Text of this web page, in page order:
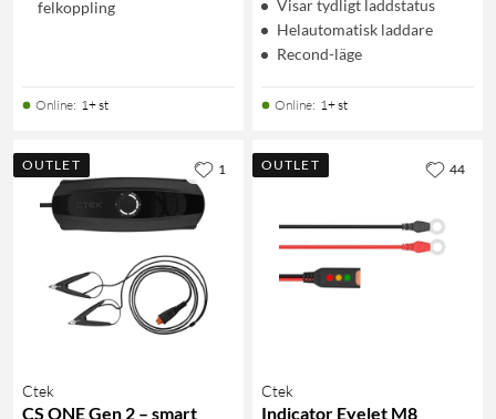
felkoppling
Online: 1+ st
Visar tydligt laddstatus
Helautomatisk laddare
Recond-läge
Online: 1+ st
OUTLET
Ctek
CS ONE Gen 2 – smart
1 OUTLET
Ctek
Indicator Eyelet M8
44